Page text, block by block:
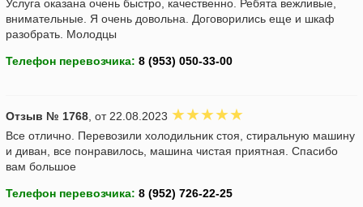
Услуга оказана очень быстро, качественно. Ребята вежливые,
внимательные. Я очень довольна. Договорились еще и шкаф
разобрать. Молодцы
Телефон перевозчика:
Отзыв № 1768 , от 22.08.2023
Все отлично. Перевозили холодильник стоя, стиральную машину
и диван, все понравилось, машина чистая приятная. Спасибо
вам большое
Телефон перевозчика: